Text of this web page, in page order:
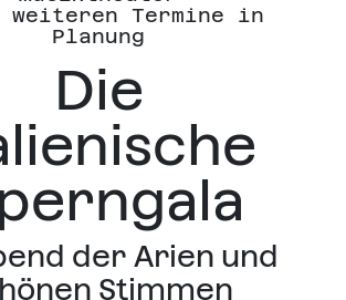
weiteren Termine in
Planung
Die
der Arien und
Stimmen